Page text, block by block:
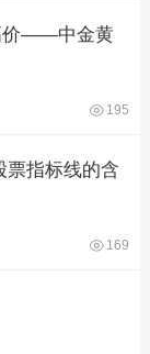
价——中金黄
195
票指标线的含
169